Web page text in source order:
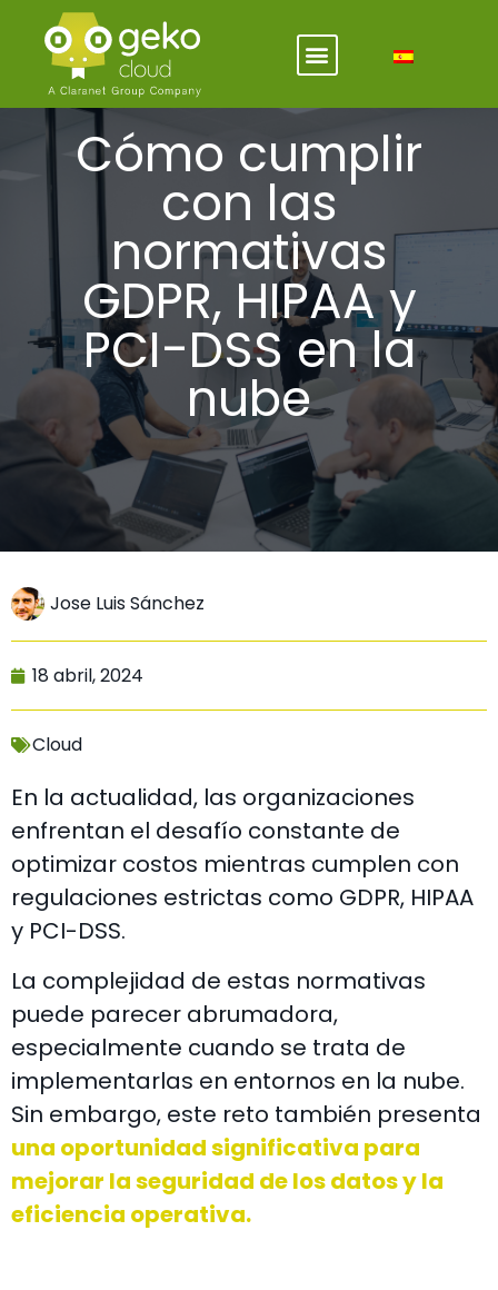
Cómo cumplir
con las
normativas
GDPR, HIPAA y
PCI-DSS en la
nube
Jose Luis Sánchez
18 abril, 2024
Cloud
En la actualidad, las organizaciones
enfrentan el desafío constante de
optimizar costos mientras cumplen con
regulaciones estrictas como GDPR, HIPAA
y PCI-DSS.
La complejidad de estas normativas
puede parecer abrumadora,
especialmente cuando se trata de
implementarlas en entornos en la nube.
Sin embargo, este reto también presenta
una oportunidad significativa para
mejorar la seguridad de los datos y la
eficiencia operativa.